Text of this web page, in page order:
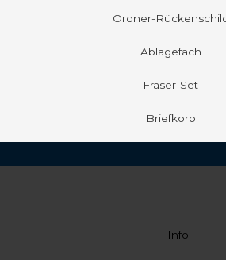
Ordner-
Ablagefach
Fräser-Set
Briefkorb
Info